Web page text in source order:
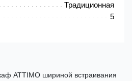
Традиционная
5
ATTIMO шириной встраивания